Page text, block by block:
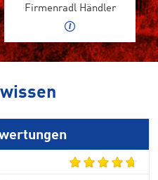
Firmenradl Händler